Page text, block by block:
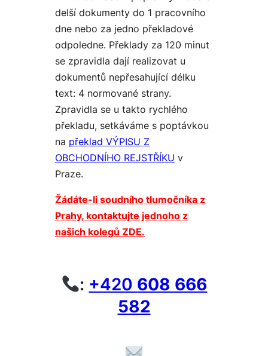
delší dokumenty do 1 pracovního
dne nebo za jedno překladové
odpoledne. Překlady za 120 minut
se zpravidla dají realizovat u
dokumentů nepřesahující délku
text: 4 normované strany.
Zpravidla se u takto rychlého
překladu, setkáváme s poptávkou
na překlad VÝPISU Z
OBCHODNÍHO REJSTŘÍKU v
Praze.
Žádáte-li soudního tlumočníka z
Prahy, kontaktujte jednoho z
našich kolegů ZDE.
: +420 608 666
582